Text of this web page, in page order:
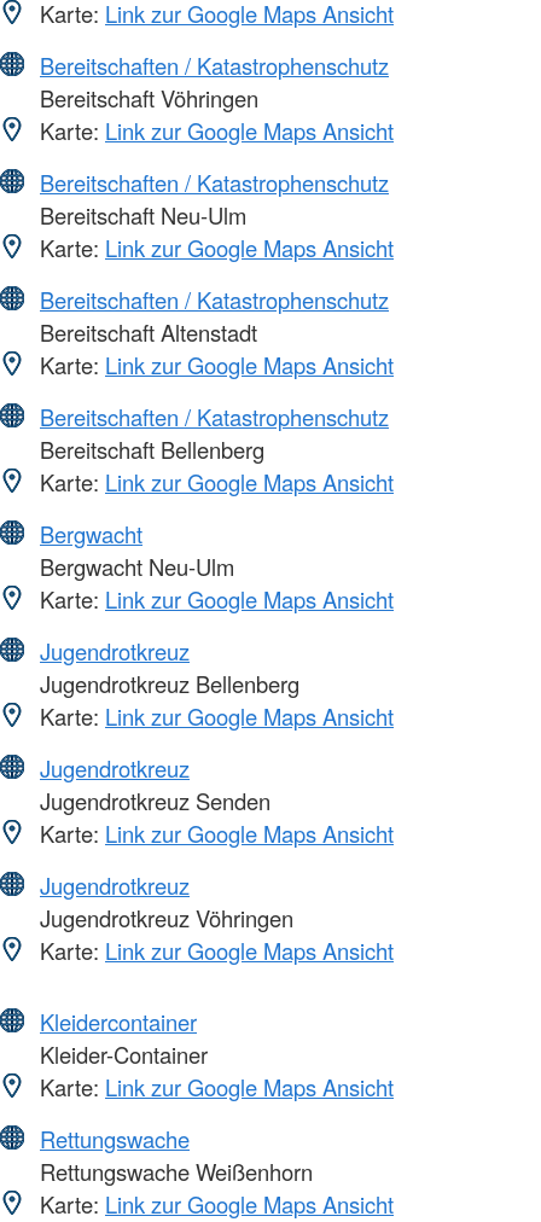
Karte: Link zur Google Maps Ansicht
Bereitschaften / Katastrophenschutz
Bereitschaft Vöhringen
Karte: Link zur Google Maps Ansicht
Bereitschaften / Katastrophenschutz
Bereitschaft Neu-Ulm
Karte: Link zur Google Maps Ansicht
Bereitschaften / Katastrophenschutz
Bereitschaft Altenstadt
Karte: Link zur Google Maps Ansicht
Bereitschaften / Katastrophenschutz
Bereitschaft Bellenberg
Karte: Link zur Google Maps Ansicht
Bergwacht
Bergwacht Neu-Ulm
Karte: Link zur Google Maps Ansicht
Jugendrotkreuz
Jugendrotkreuz Bellenberg
Karte: Link zur Google Maps Ansicht
Jugendrotkreuz
Jugendrotkreuz Senden
Karte: Link zur Google Maps Ansicht
Jugendrotkreuz
Jugendrotkreuz Vöhringen
Karte: Link zur Google Maps Ansicht
Kleidercontainer
Kleider-Container
Karte: Link zur Google Maps Ansicht
Rettungswache
Rettungswache Weißenhorn
Karte: Link zur Google Maps Ansicht